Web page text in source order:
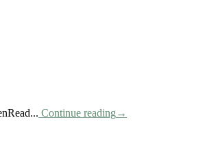
Continue reading →